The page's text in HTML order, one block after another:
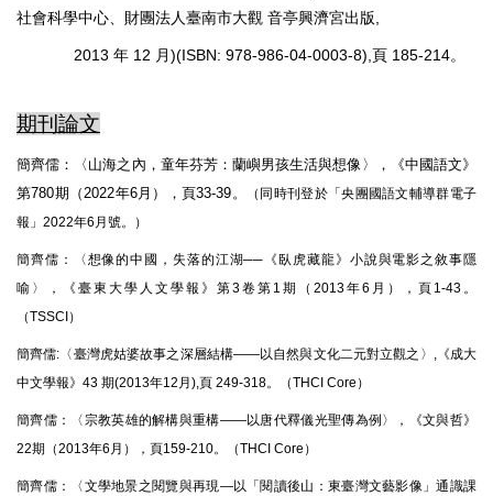
社會科學中心、財團法人臺南市大觀 音亭興濟宮出版,
2013 年 12 月)(ISBN: 978-986-04-0003-8),頁 185-214。
期刊論文
簡齊儒：〈山海之內，童年芬芳：蘭嶼男孩生活與想像〉，《中國語文》
第780期（2022年6月），頁33-39。
（同時刊登於「央團國語文輔導群電子
報」2022年6月號。）
簡齊儒：〈想像的中國，失落的江湖──《臥虎藏龍》小說與電影之敘事隱
喻〉，《臺東大學人文學報》第3卷第1期（2013年6月），頁1-43。
（TSSCI）
簡齊儒:〈臺灣虎姑婆故事之深層結構——以自然與文化二元對立觀之〉,《成大
中文學報》43 期(2013年12月),頁 249-318。（THCI Core）
簡齊儒：〈宗教英雄的解構與重構——以唐代釋儀光聖傳為例〉，《文與哲》
22期（2013年6月），頁159-210。（THCI Core）
簡齊儒：〈文學地景之閱覽與再現—以「閱讀後山：東臺灣文藝影像」通識課